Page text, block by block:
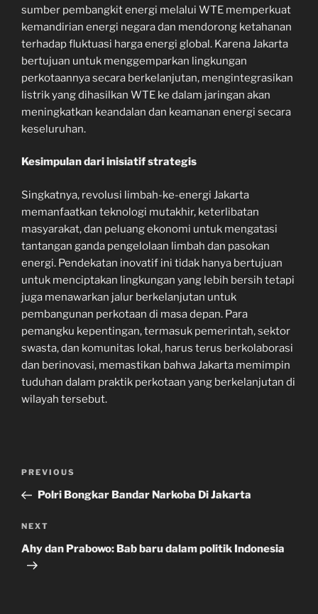
sumber pembangkit energi melalui WTE memperkuat
kemandirian energi negara dan mendorong ketahanan
terhadap fluktuasi harga energi global. Karena Jakarta
bertujuan untuk menggemparkan lingkungan
perkotaannya secara berkelanjutan, mengintegrasikan
listrik yang dihasilkan WTE ke dalam jaringan akan
meningkatkan keandalan dan keamanan energi secara
keseluruhan.
Kesimpulan dari inisiatif strategis
Singkatnya, revolusi limbah-ke-energi Jakarta
memanfaatkan teknologi mutakhir, keterlibatan
masyarakat, dan peluang ekonomi untuk mengatasi
tantangan ganda pengelolaan limbah dan pasokan
energi. Pendekatan inovatif ini tidak hanya bertujuan
untuk menciptakan lingkungan yang lebih bersih tetapi
juga menawarkan jalur berkelanjutan untuk
pembangunan perkotaan di masa depan. Para
pemangku kepentingan, termasuk pemerintah, sektor
swasta, dan komunitas lokal, harus terus berkolaborasi
dan berinovasi, memastikan bahwa Jakarta memimpin
tuduhan dalam praktik perkotaan yang berkelanjutan di
wilayah tersebut.
Navigasi
Previous
Post
PREVIOUS
Polri Bongkar Bandar Narkoba Di Jakarta
Next
Post
NEXT
Ahy dan Prabowo: Bab baru dalam politik Indonesia